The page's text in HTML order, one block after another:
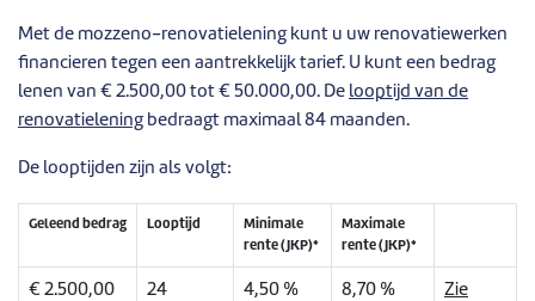
Met de mozzeno-renovatielening kunt u uw renovatiewerken
financieren tegen een aantrekkelijk tarief. U kunt een bedrag
lenen van € 2.500,00 tot € 50.000,00. De looptijd van de
renovatieleningbedraagt maximaal 84 maanden.
De looptijden zijn als volgt:
Geleend bedrag Looptijd
Minimale
rente (JKP)*
Maximale
rente (JKP)*
€ 2.500,00
24
4,50 % 8,70 %
Zie